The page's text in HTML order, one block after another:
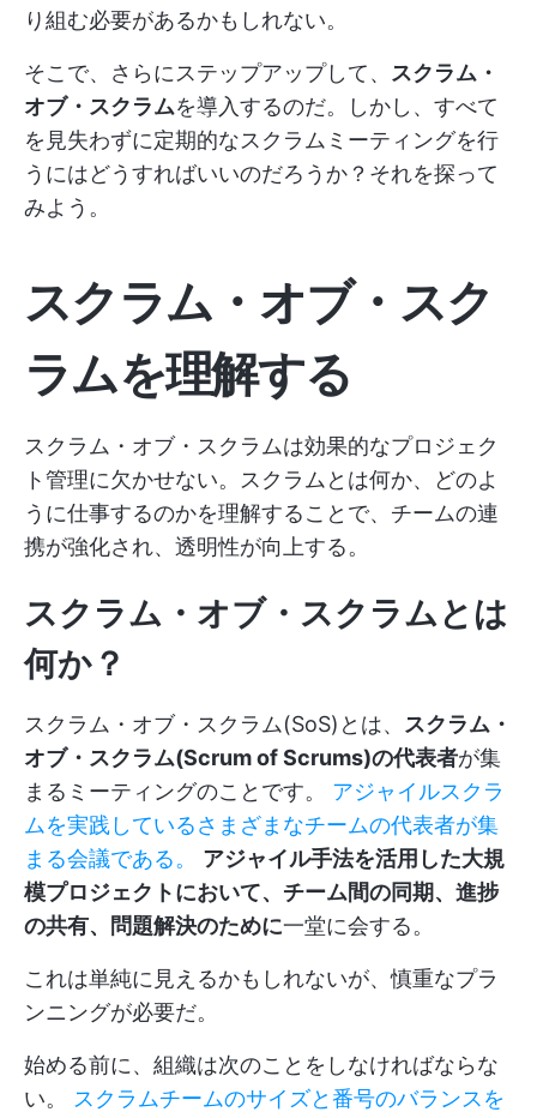
り組む必要があるかもしれない。
そこで、さらにステップアップして、 スクラム・
オブ・スクラムを導入するのだ。しかし、すべて
を見失わずに定期的なスクラムミーティングを行
うにはどうすればいいのだろうか？それを探って
みよう。
スクラム・オブ・スク
ラムを理解する
スクラム・オブ・スクラムは効果的なプロジェク
ト管理に欠かせない。スクラムとは何か、どのよ
うに仕事するのかを理解することで、チームの連
携が強化され、透明性が向上する。
スクラム・オブ・スクラムとは
何か？
スクラム・オブ・スクラム(SoS)とは、 スクラム・
オブ・スクラム(Scrum of Scrums)の代表者が集
まるミーティングのことです。 アジャイルスクラ
ムを実践しているさまざまなチームの代表者が集
まる会議である。
アジャイル手法を活用した大規
模プロジェクトにおいて、チーム間の同期、進捗
の共有、問題解決のために一堂に会する。
これは単純に見えるかもしれないが、慎重なプラ
ンニングが必要だ。
始める前に、組織は次のことをしなければならな
い。
スクラムチームのサイズと番号のバランスを